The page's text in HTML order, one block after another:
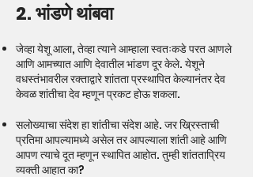
2. भांडणे थांबवा
जेव्हा येशू आला, तेव्हा त्याने आम्हाला स्वतःकडे परत आणले
आणि आमच्यात आणि देवातील भांडण दूर केले. येशूने
वधस्तंभावरील रक्ताद्वारे शांतता प्रस्थापित केल्यानंतर देव
केवळ शांतीचा देव म्हणून प्रकट होऊ शकला.
सलोख्याचा संदेश हा शांतीचा संदेश आहे. जर ख्रिस्ताची
प्रतिमा आपल्यामध्ये असेल तर आपल्याला शांती आहे आणि
आपण त्याचे दूत म्हणून स्थापित आहोत. तुम्ही शांतताप्रिय
व्यक्ती आहात का?